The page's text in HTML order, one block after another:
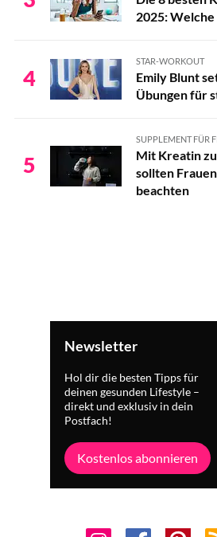
2025: Welche
4
STAR-WORKOUT
Emily Blunt
Übungen für
5
SUPPLEMENT FÜR
Mit Kreatin
sollten
beachten
Newsletter
Hol dir die besten Tipps für
deinen gesunden Lifestyle –
direkt und exklusiv in dein
Postfach!
Kostenlos abonnieren